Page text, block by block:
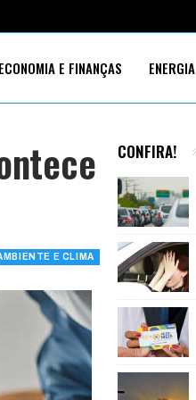
ECONOMIA E FINANÇAS ENERGIA
E CLIMA
CONFIRA!